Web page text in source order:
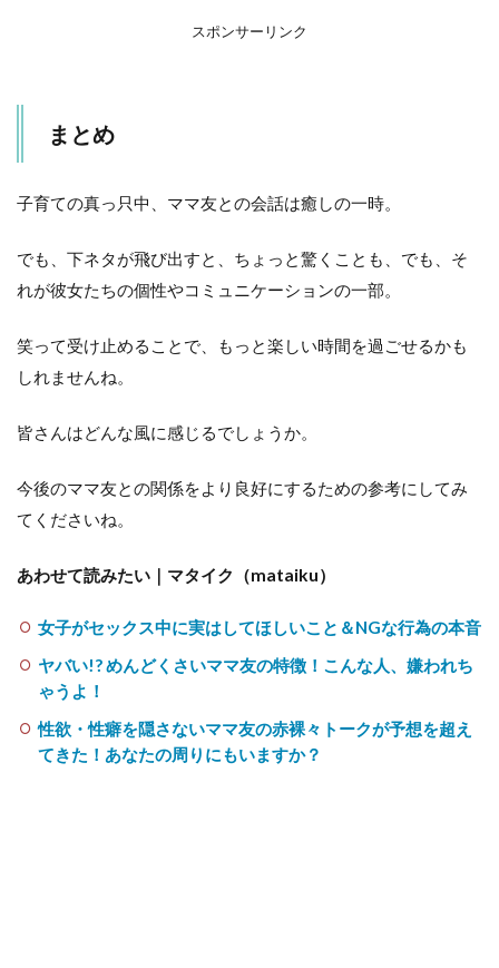
スポンサーリンク
まとめ
子育ての真っ只中、ママ友との会話は癒しの一時。
でも、下ネタが飛び出すと、ちょっと驚くことも、でも、そ
れが彼女たちの個性やコミュニケーションの一部。
笑って受け止めることで、もっと楽しい時間を過ごせるかも
しれませんね。
皆さんはどんな風に感じるでしょうか。
今後のママ友との関係をより良好にするための参考にしてみ
てくださいね。
あわせて読みたい｜マタイク（mataiku）
女子がセックス中に実はしてほしいこと＆NGな行為の本音
ヤバい!? めんどくさいママ友の特徴！こんな人、嫌われち
ゃうよ！
性欲・性癖を隠さないママ友の赤裸々トークが予想を超え
てきた！あなたの周りにもいますか？